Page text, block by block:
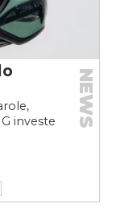
investe
NEWS